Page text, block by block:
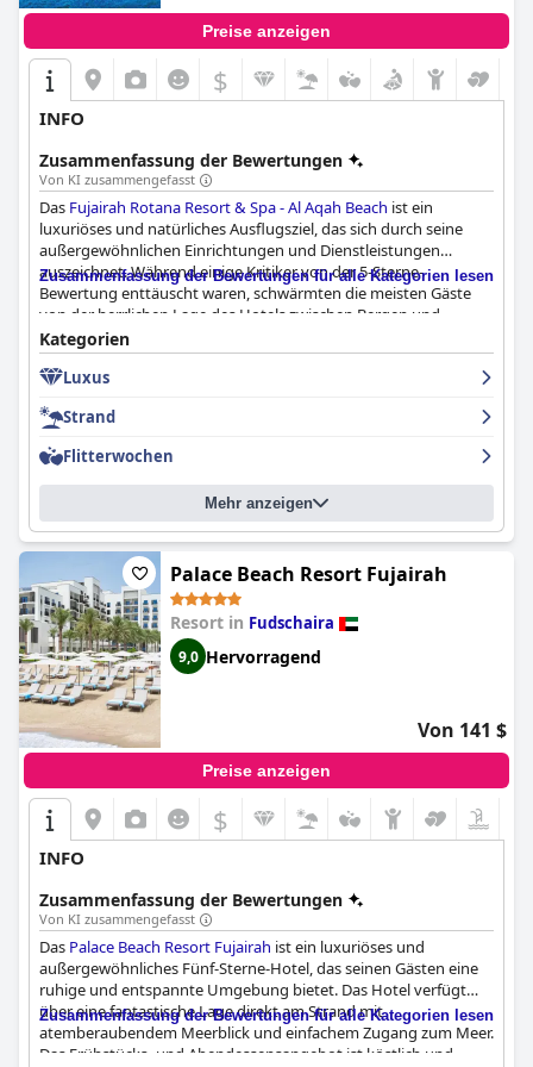
Preise anzeigen
$
INFO
Zusammenfassung der Bewertungen
Von KI zusammengefasst
Das Fujairah Rotana Resort & Spa - Al Aqah Beach ist ein
luxuriöses und natürliches Ausflugsziel, das sich durch seine
außergewöhnlichen Einrichtungen und Dienstleistungen
auszeichnet. Während einige Kritiker von der 5-Sterne-
Bewertung enttäuscht waren, schwärmten die meisten Gäste
von der herrlichen Lage des Hotels zwischen Bergen und
Strand. Viele Gäste bezeichneten es als das beste Hotel an der
Küste von Fujairah und als Fünf-Sterne-Haus. Einige Gäste
fanden jedoch, dass das Essen nicht dem Preis entsprach.
die perfekte Wahl, wenn Sie ein erfrischendes und luxuriöses
Erlebnis suchen.
Zusammenfassung der Bewertungen für alle Kategorien lesen
Kategorien
Luxus
Strand
Flitterwochen
Mehr anzeigen
Palace Beach Resort Fujairah
Resort in Fudschaira
9,0 Hervorragend
Von 141 $
Preise anzeigen
$
INFO
Zusammenfassung der Bewertungen
Von KI zusammengefasst
Das Palace Beach Resort Fujairah ist ein luxuriöses und
außergewöhnliches Fünf-Sterne-Hotel, das seinen Gästen eine
ruhige und entspannte Umgebung bietet. Das Hotel verfügt
über eine fantastische Lage direkt am Strand mit
atemberaubendem Meerblick und einfachem Zugang zum Meer.
Das Frühstücks- und Abendessensangebot ist köstlich und
Zusammenfassung der Bewertungen für alle Kategorien lesen